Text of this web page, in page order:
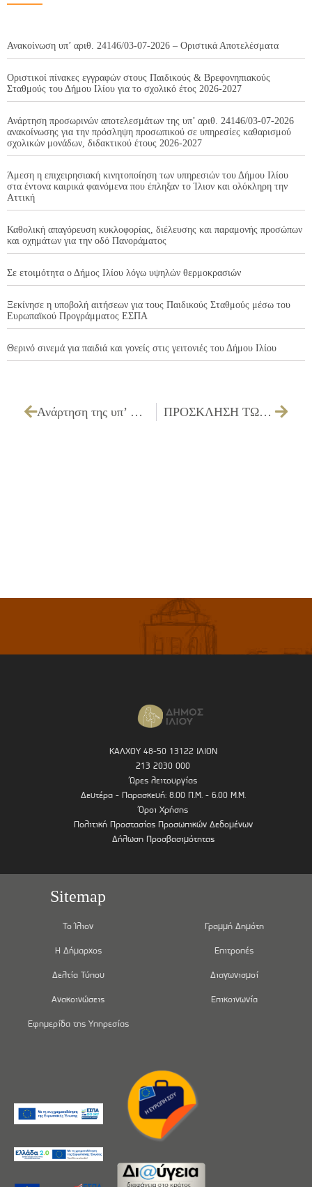
Ανακοίνωση υπ’ αριθ. 24146/03-07-2026 – Οριστικά Αποτελέσματα
Οριστικοί πίνακες εγγραφών στους Παιδικούς & Βρεφονηπιακούς
Σταθμούς του Δήμου Ιλίου για το σχολικό έτος 2026-2027
Ανάρτηση προσωρινών αποτελεσμάτων της υπ’ αριθ. 24146/03-07-2026
ανακοίνωσης για την πρόσληψη προσωπικού σε υπηρεσίες καθαρισμού
σχολικών μονάδων, διδακτικού έτους 2026-2027
Άμεση η επιχειρησιακή κινητοποίηση των υπηρεσιών του Δήμου Ιλίου
στα έντονα καιρικά φαινόμενα που έπληξαν το Ίλιον και ολόκληρη την
Αττική
Καθολική απαγόρευση κυκλοφορίας, διέλευσης και παραμονής προσώπων
και οχημάτων για την οδό Πανοράματος
Σε ετοιμότητα ο Δήμος Ιλίου λόγω υψηλών θερμοκρασιών
Ξεκίνησε η υποβολή αιτήσεων για τους Παιδικούς Σταθμούς μέσω του
Ευρωπαϊκού Προγράμματος ΕΣΠΑ
Θερινό σινεμά για παιδιά και γονείς στις γειτονιές του Δήμου Ιλίου
Ανάρτηση της υπ’ αριθμ. 38339/03-10-2025 ανακοίνωσης για πρόσληψη συνολικά πέντε (05) ατόμων για τις ανάγκες της Διεύθυνσης Πολιτισμού (Επιμορφωτικά) ΠΡΟΣΚΛΗΣΗ ΤΩΝ ΜΕΛΩΝ ΤΗΣ ΔΗΜΟΤΙΚΗΣ ΕΠΙΤΡΟΠΗΣ ΓΙΑ ΤΗΝ 10/10/2025
ΚΑΛΧΟΥ 48-50 13122 ΙΛΙΟΝ
213 2030 000
Ώρες λειτουργίας
Δευτέρα - Παρασκευή: 8.00 Π.Μ. - 6.00 Μ.Μ.
Όροι Χρήσης
Πολιτική Προστασίας Προσωπικών Δεδομένων
Δήλωση Προσβασιμότητας
Sitemap
Το Ίλιον
Η Δήμαρχος
Δελτία Τύπου
Ανακοινώσεις
Εφημερίδα της Υπηρεσίας
Γραμμή Δημότη
Επιτροπές
Διαγωνισμοί
Επικοινωνία